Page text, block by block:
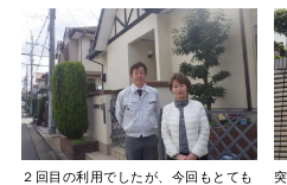
２回目の利用でしたが、今回もとても